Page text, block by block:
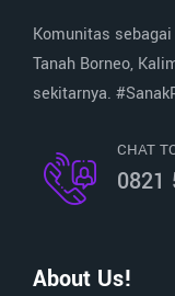
Komunitas
Tanah Borneo,
sekitarnya.
CHAT
0821
About Us!